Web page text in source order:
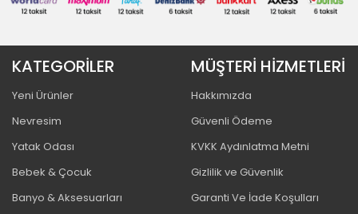
KATEGORİLER
Yeni Ürünler
Nevresim
Yatak Odası
Bebek & Çocuk
Banyo & Aksesuarları
MÜŞTERİ HİZMETLERİ
Hakkımızda
Güvenli Ödeme
KVKK Aydınlatma Metni
Gizlilik ve Güvenlik
Garanti Ve İade Koşulları